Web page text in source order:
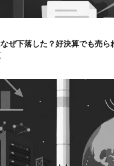
ぜ下落した？好決算でも売